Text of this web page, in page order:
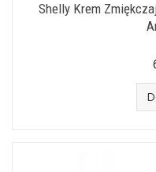
Shelly Krem